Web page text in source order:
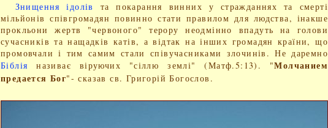
Знищення ідолів
та покарання винних у стражданнях та смерті
мільйонів співгромадян повинно стати правилом для людства, інакше
прокльони жертв "червоного" терору неодмінно впадуть на голови
сучасників та нащадків катів, а відтак на інших громадян країни, що
промовчали і тим самим стали співучасниками злочинів. Не даремно
Біблія називає віруючих "сіллю землі" (Матф.5:13). "Молчанием
предается Бог"- сказав св. Григорій Богослов.